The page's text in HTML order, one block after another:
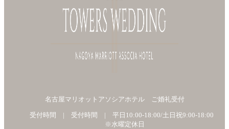
名古屋マリオットアソシアホテル ご婚礼受付
受付時間 | 受付時間 | 平日10:00-18:00/土日祝9:00-18:00
※水曜定休日